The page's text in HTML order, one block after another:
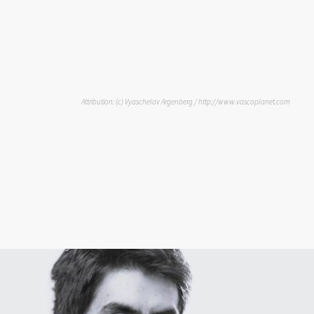
Attribution: (c) Vyaschelav Argenberg / http://www.vascoplanet.com